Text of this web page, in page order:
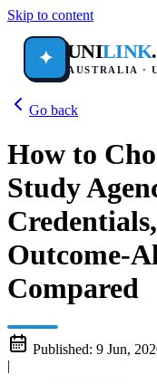
Skip to content
✦ UNILINK.
AUSTRALIA ·
Go back
How to
Study
Outcome-
Compared
Published: 9 Jun,
|